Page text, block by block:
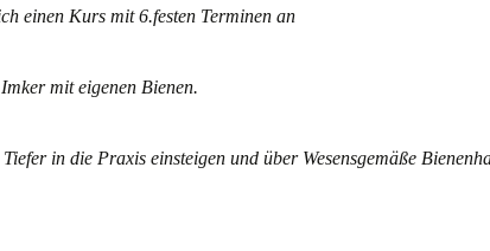
einen Kurs mit 6.festen Terminen an
mit eigenen Bienen.
in die Praxis einsteigen und über Wesensgemäße